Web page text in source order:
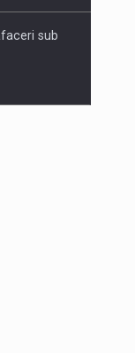
sub